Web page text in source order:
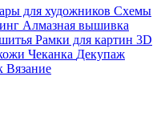
для художников Схемы
Алмазная вышивка
Рамки для картин 3D
Чеканка Декупаж
Вязание